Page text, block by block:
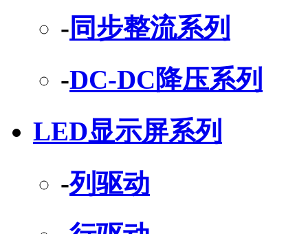
- 同步整流系列
-DC-DC降压系列
LED显示屏系列
-列驱动